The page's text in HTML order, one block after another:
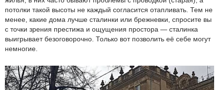
потолки такой высоты не каждый согласится отапливать. Тем не
менее, какие дома лучше сталинки или брежневки, спросите вы
с точки зрения престижа и ощущения простора — сталинка
выигрывает безоговорочно. Только вот позволить её себе могут
немногие.